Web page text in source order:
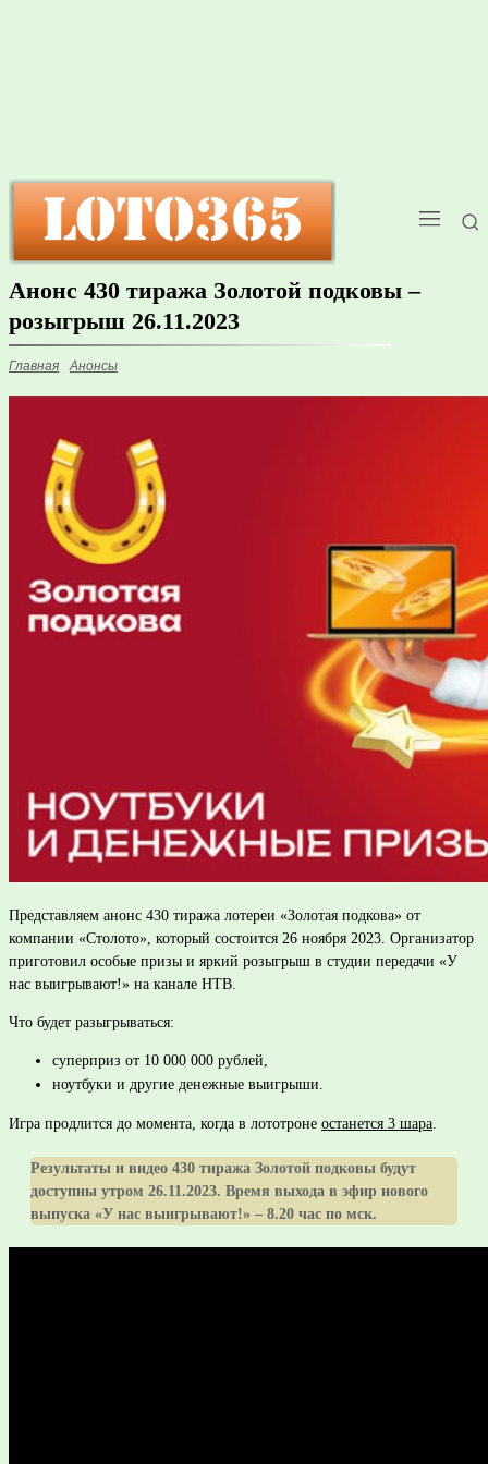
Анонс 430 тиража Золотой подковы –
розыгрыш 26.11.2023
Главная Анонсы
Представляем анонс 430 тиража лотереи «Золотая подкова» от
компании «Столото», который состоится 26 ноября 2023. Организатор
приготовил особые призы и яркий розыгрыш в студии передачи «У
нас выигрывают!» на канале НТВ.
Что будет разыгрываться:
суперприз от 10 000 000 рублей,
ноутбуки и другие денежные выигрыши.
Игра продлится до момента, когда в лототроне останется 3 шара.
Результаты и видео 430 тиража Золотой подковы будут
доступны утром 26.11.2023. Время выхода в эфир нового
выпуска «У нас выигрывают!» – 8.20 час по мск.